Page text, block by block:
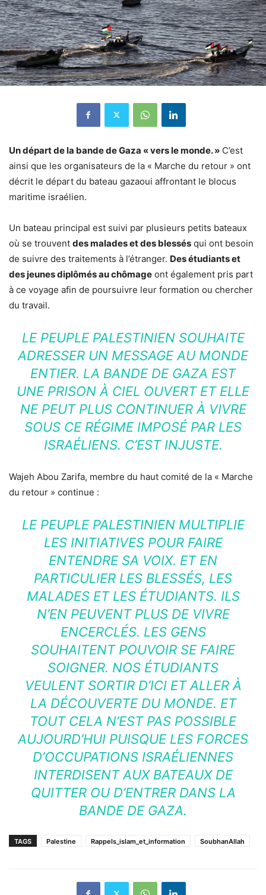
Un départ de la bande de Gaza « vers le monde. » C’est
ainsi que les organisateurs de la « Marche du retour » ont
décrit le départ du bateau gazaoui affrontant le blocus
maritime israélien.
Un bateau principal est suivi par plusieurs petits bateaux
où se trouvent des malades et des blessés qui ont besoin
de suivre des traitements à l’étranger. Des étudiants et
des jeunes diplômés au chômage ont également pris part
à ce voyage afin de poursuivre leur formation ou chercher
du travail.
LE PEUPLE PALESTINIEN SOUHAITE
ADRESSER UN MESSAGE AU MONDE
ENTIER. LA BANDE DE GAZA EST
UNE PRISON À CIEL OUVERT ET ELLE
NE PEUT PLUS CONTINUER À VIVRE
SOUS CE RÉGIME IMPOSÉ PAR LES
ISRAÉLIENS. C’EST INJUSTE.
Wajeh Abou Zarifa, membre du haut comité de la « Marche
du retour » continue :
LE PEUPLE PALESTINIEN MULTIPLIE
LES INITIATIVES POUR FAIRE
ENTENDRE SA VOIX. ET EN
PARTICULIER LES BLESSÉS, LES
MALADES ET LES ÉTUDIANTS. ILS
N’EN PEUVENT PLUS DE VIVRE
ENCERCLÉS. LES GENS
SOUHAITENT POUVOIR SE FAIRE
SOIGNER. NOS ÉTUDIANTS
VEULENT SORTIR D’ICI ET ALLER À
LA DÉCOUVERTE DU MONDE. ET
TOUT CELA N’EST PAS POSSIBLE
AUJOURD’HUI PUISQUE LES FORCES
D’OCCUPATIONS ISRAÉLIENNES
INTERDISENT AUX BATEAUX DE
QUITTER OU D’ENTRER DANS LA
BANDE DE GAZA.
TAGS Palestine Rappels_islam_et_information SoubhanAllah